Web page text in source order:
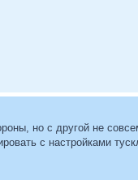
но с другой не
с настройками